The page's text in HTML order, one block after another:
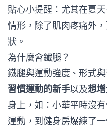
貼心小提醒：尤其在夏
情形，除了肌肉疼痛外
狀。
為什麼會鐵腿？
鐵腿與運動強度、形式
習慣運動的新手以及想
身上，如：小華平時沒
運動，到健身房爆練了